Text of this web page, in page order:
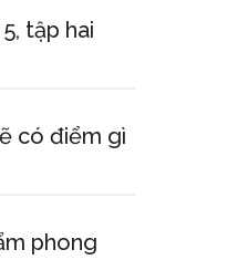
tập hai
có điểm gì
phong